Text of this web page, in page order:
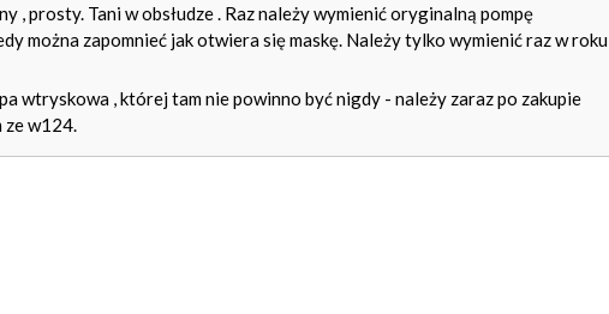
, prosty. Tani w obsłudze . Raz należy wymienić oryginalną pompę
można zapomnieć jak otwiera się maskę. Należy tylko wymienić raz w roku
wtryskowa , której tam nie powinno być nigdy - należy zaraz po zakupie
ze w124.